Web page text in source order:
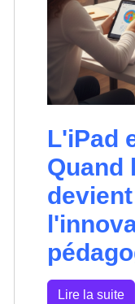
L'iPad
Quand
Lire la suite